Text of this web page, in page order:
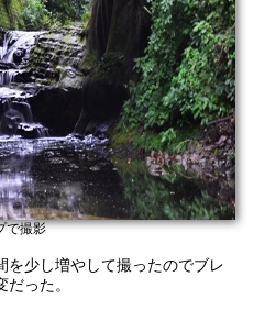
で撮影
を少し増やして撮ったのでブレ
った。